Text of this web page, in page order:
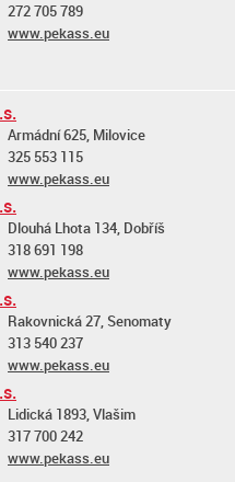
272 705 789
www.pekass.eu
Armádní 625, Milovice
325 553 115
www.pekass.eu
Dlouhá Lhota 134, Dobříš
318 691 198
www.pekass.eu
Rakovnická 27, Senomaty
313 540 237
www.pekass.eu
Lidická 1893, Vlašim
317 700 242
www.pekass.eu